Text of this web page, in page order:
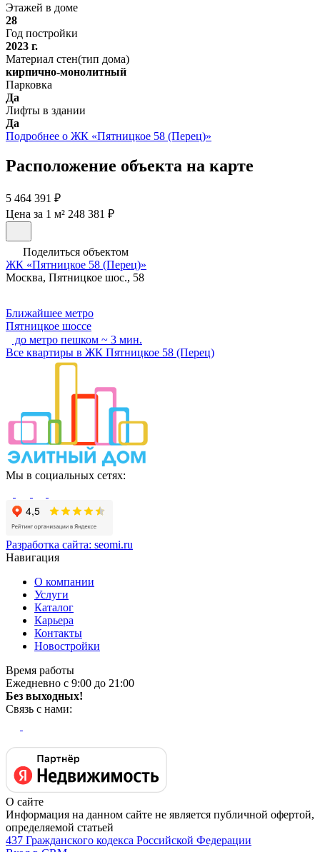
Этажей в доме
28
Год постройки
2023 г.
Материал стен(тип дома)
кирпично-монолитный
Парковка
Да
Лифты в здании
Да
Подробнее о ЖК «Пятницкое 58 (Перец)»
Расположение объекта на карте
5 464 391 ₽
Цена за 1 м² 248 381 ₽
Поделиться объектом
ЖК «Пятницкое 58 (Перец)»
Москва, Пятницкое шос., 58
Ближайшее метро
Пятницкое шоссе
до метро пешком ~ 3 мин.
Все квартиры в ЖК Пятницкое 58 (Перец)
Мы в социальных сетях:
Разработка сайта: seomi.ru
Навигация
О компании
Услуги
Каталог
Карьера
Контакты
Новостройки
Время работы
Ежедневно с 9:00 до 21:00
Без выходных!
Связь с нами:
О сайте
Информация на данном сайте не является публичной офертой,
определяемой статьей
437 Гражданского кодекса Российской Федерации